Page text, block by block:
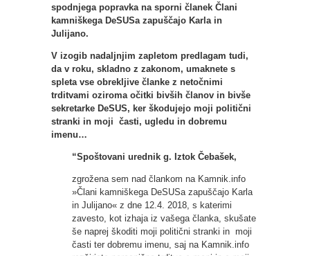
spodnjega popravka na sporni članek Člani
kamniškega DeSUSa zapuščajo Karla in
Julijano.
V izogib nadaljnjim zapletom predlagam tudi,
da v roku, skladno z zakonom, umaknete s
spleta vse obrekljive članke z netočnimi
trditvami oziroma očitki bivših članov in bivše
sekretarke DeSUS, ker škodujejo moji politični
stranki in moji časti, ugledu in dobremu
imenu…
“Spoštovani urednik g. Iztok Čebašek,
zgrožena sem nad člankom na Kamnik.info
»Člani kamniškega DeSUSa zapuščajo Karla
in Julijano« z dne 12.4. 2018, s katerimi
zavesto, kot izhaja iz vašega članka, skušate
še naprej škoditi moji politični stranki in moji
časti ter dobremu imenu, saj na Kamnik.info